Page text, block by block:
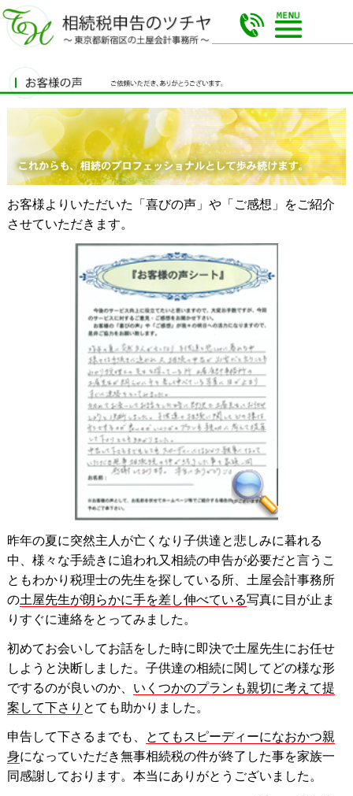
お客様よりいただいた「喜びの声」や「ご感想」をご紹介
させていただきます。
昨年の夏に突然主人が亡くなり子供達と悲しみに暮れる
中、様々な手続きに追われ又相続の申告が必要だと言うこ
ともわかり税理士の先生を探している所、土屋会計事務所
の土屋先生が朗らかに手を差し伸べている写真に目が止ま
りすぐに連絡をとってみました。
初めてお会いしてお話をした時に即決で土屋先生にお任せ
しようと決断しました。子供達の相続に関してどの様な形
でするのが良いのか、 いくつかのプランも親切に考えて提
案して下さり とても助かりました。
申告して下さるまでも、
とてもスピーディーになおかつ親
身になっていただき無事相続税の件が終了した事を家族一
同感謝しております。本当にありがとうございました。